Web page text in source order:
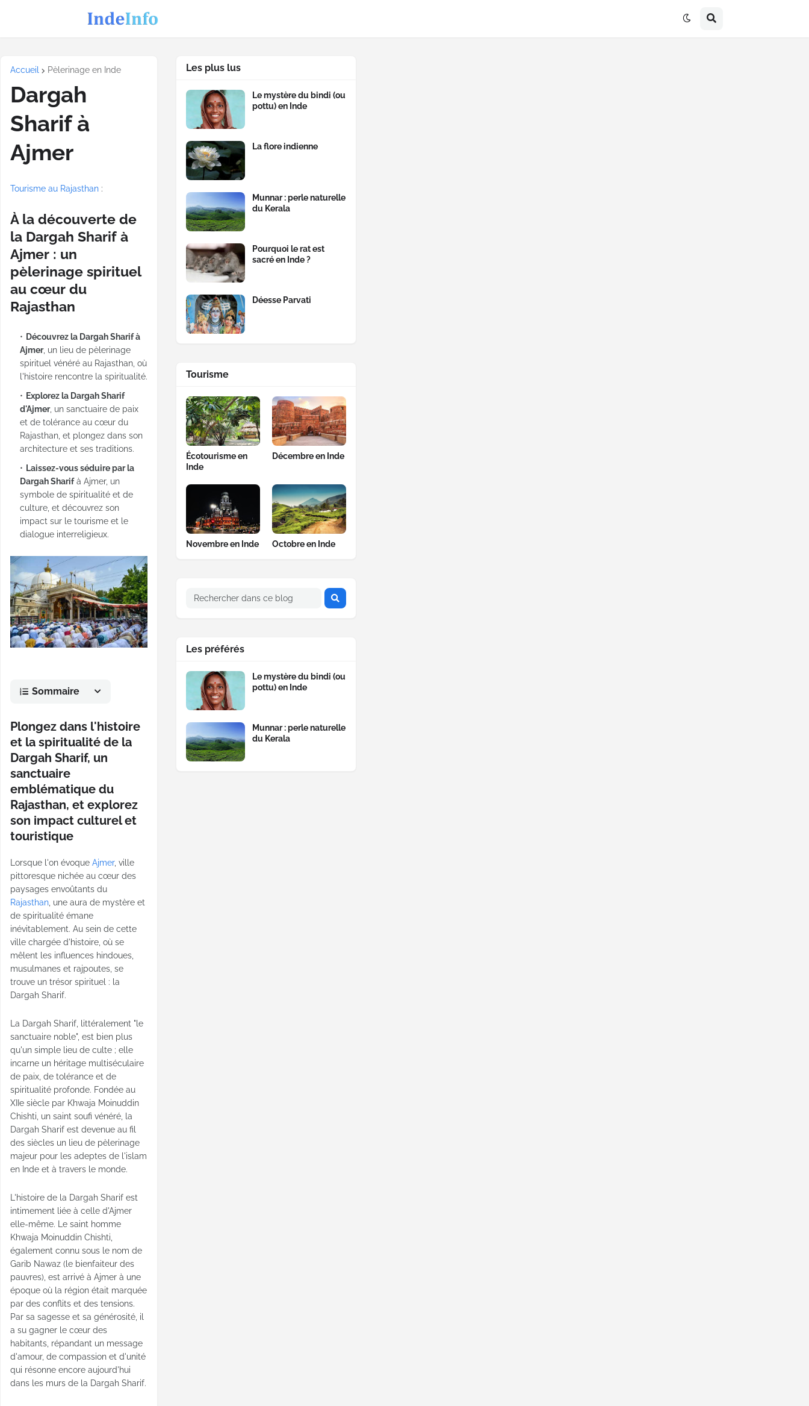
Accueil Pèlerinage en Inde
Dargah
Sharif à
Ajmer
Tourisme au Rajasthan :
À la découverte de
la Dargah Sharif à
Ajmer : un
pèlerinage spirituel
au cœur du
Rajasthan
Découvrez la Dargah Sharif à
Ajmer, un lieu de pèlerinage
spirituel vénéré au Rajasthan, où
l'histoire rencontre la spiritualité.
Explorez la Dargah Sharif
d'Ajmer, un sanctuaire de paix
et de tolérance au cœur du
Rajasthan, et plongez dans son
architecture et ses traditions.
Laissez-vous séduire par la
Dargah Sharifà Ajmer, un
symbole de spiritualité et de
culture, et découvrez son
impact sur le tourisme et le
dialogue interreligieux.
Sommaire
Plongez dans l'histoire
et la spiritualité de la
Dargah Sharif, un
sanctuaire
emblématique du
Rajasthan, et explorez
son impact culturel et
touristique
Lorsque l'on évoque Ajmer, ville
pittoresque nichée au cœur des
paysages envoûtants du
Rajasthan , une aura de mystère et
de spiritualité émane
inévitablement. Au sein de cette
ville chargée d'histoire, où se
mêlent les influences hindoues,
musulmanes et rajpoutes, se
trouve un trésor spirituel : la
Dargah Sharif.
La Dargah Sharif, littéralement "le
sanctuaire noble", est bien plus
qu'un simple lieu de culte ; elle
incarne un héritage multiséculaire
de paix, de tolérance et de
spiritualité profonde. Fondée au
XIIe siècle par Khwaja Moinuddin
Chishti, un saint soufi vénéré, la
Dargah Sharif est devenue au fil
des siècles un lieu de pèlerinage
majeur pour les adeptes de l'islam
en Inde et à travers le monde.
L'histoire de la Dargah Sharif est
intimement liée à celle d'Ajmer
elle-même. Le saint homme
Khwaja Moinuddin Chishti,
également connu sous le nom de
Garib Nawaz (le bienfaiteur des
pauvres), est arrivé à Ajmer à une
époque où la région était marquée
par des conflits et des tensions.
Par sa sagesse et sa générosité, il
a su gagner le cœur des
habitants, répandant un message
d'amour, de compassion et d'unité
qui résonne encore aujourd'hui
dans les murs de la Dargah Sharif.
Les plus lus
Le mystère du bindi (ou
pottu) en Inde
La flore indienne
Munnar : perle naturelle
du Kerala
Pourquoi le rat est
sacré en Inde ?
Déesse Parvati
Tourisme
Écotourisme en
Inde
Décembre en Inde
Novembre en Inde Octobre en Inde
Les préférés
Le mystère du bindi (ou
pottu) en Inde
Munnar : perle naturelle
du Kerala